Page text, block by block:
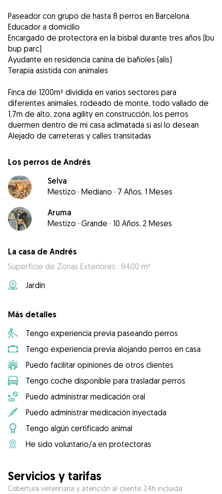
Paseador con grupo de hasta 8 perros en Barcelona
Educador a domicilio
Encargado de protectora en la bisbal durante tres años (bu
bup parc)
Ayudante en residencia canina de bañoles (alis)
Terapia asistida con animales
Finca de 1200m² dividida en varios sectores para
diferentes animales, rodeado de monte, todo vallado de
1,7m de alto, zona agility en construcción, los perros
duermen dentro de mi casa aclimatada si asi lo desean
Alejado de carreteras y calles transitadas
Los perros de Andrés
Selva
Mestizo · Mediano · 7 Años, 1 Meses
Aruma
Mestizo · Grande · 10 Años, 2 Meses
La casa de Andrés
Superficie de Zonas Exteriores : 9400 m²
Jardín
Más detalles
Tengo experiencia previa paseando perros
Tengo experiencia previa alojando perros en casa
Puedo facilitar opiniones de otros clientes
Tengo coche disponible para trasladar perros
Puedo administrar medicación oral
Puedo administrar medicación inyectada
Tengo algún certificado animal
He sido voluntario/a en protectoras
Servicios y tarifas
Cobertura veterinaria y atención al cliente 24h incluida